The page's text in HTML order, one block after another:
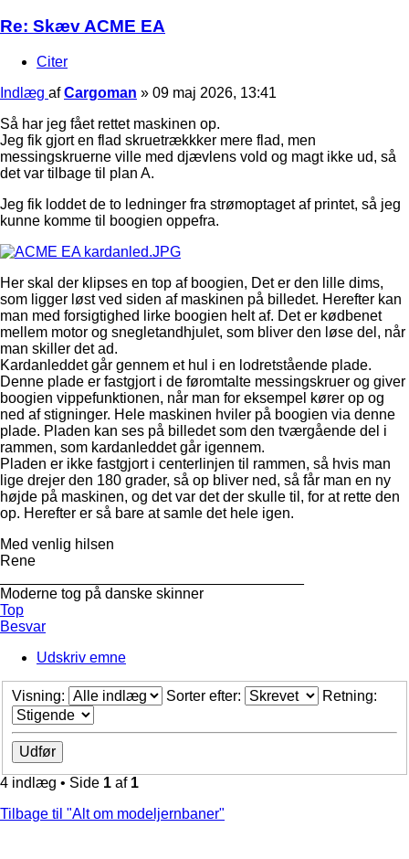
Re: Skæv ACME EA
Citer
Indlæg afCargoman » 09 maj 2026, 13:41
Så har jeg fået rettet maskinen op.
Jeg fik gjort en flad skruetrækkker mere flad, men
messingskruerne ville med djævlens vold og magt ikke ud, så
det var tilbage til plan A.
Jeg fik loddet de to ledninger fra strømoptaget af printet, så jeg
kunne komme til boogien oppefra.
Her skal der klipses en top af boogien, Det er den lille dims,
som ligger løst ved siden af maskinen på billedet. Herefter kan
man med forsigtighed lirke boogien helt af. Det er kødbenet
mellem motor og snegletandhjulet, som bliver den løse del, når
man skiller det ad.
Kardanleddet går gennem et hul i en lodretstående plade.
Denne plade er fastgjort i de føromtalte messingskruer og giver
boogien vippefunktionen, når man for eksempel kører op og
ned af stigninger. Hele maskinen hviler på boogien via denne
plade. Pladen kan ses på billedet som den tværgående del i
rammen, som kardanleddet går igennem.
Pladen er ikke fastgjort i centerlinjen til rammen, så hvis man
lige drejer den 180 grader, så op bliver ned, så får man en ny
højde på maskinen, og det var det der skulle til, for at rette den
op. Herefter er så bare at samle det hele igen.
Med venlig hilsen
Rene
Moderne tog på danske skinner
Top
Besvar
Udskriv emne
Visning: Sorter efter: Retning:
4 indlæg • Side 1 af 1
Tilbage til "Alt om modeljernbaner"